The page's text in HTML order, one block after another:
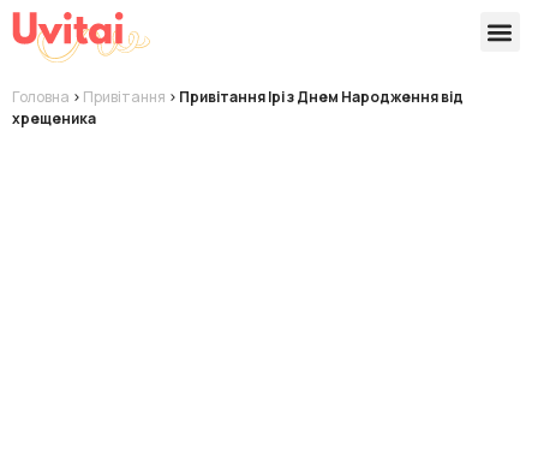
Головна > Привітання > Привітання Ірі з Днем Народження від
хрещеника